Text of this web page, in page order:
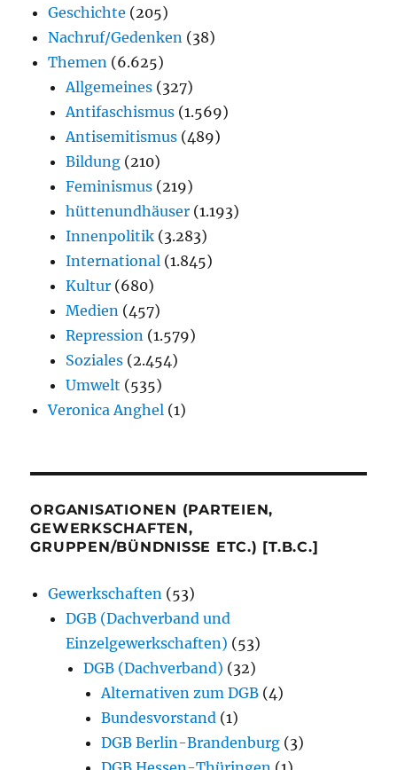
Geschichte (205)
Nachruf/Gedenken (38)
Themen (6.625)
Allgemeines (327)
Antifaschismus (1.569)
Antisemitismus (489)
Bildung (210)
Feminismus (219)
hüttenundhäuser (1.193)
Innenpolitik (3.283)
International (1.845)
Kultur (680)
Medien (457)
Repression (1.579)
Soziales (2.454)
Umwelt (535)
Veronica Anghel (1)
ORGANISATIONEN (PARTEIEN,
GEWERKSCHAFTEN,
GRUPPEN/BÜNDNISSE ETC.) [T.B.C.]
Gewerkschaften (53)
DGB (Dachverband und
Einzelgewerkschaften) (53)
DGB (Dachverband) (32)
Alternativen zum DGB (4)
Bundesvorstand (1)
DGB Berlin-Brandenburg (3)